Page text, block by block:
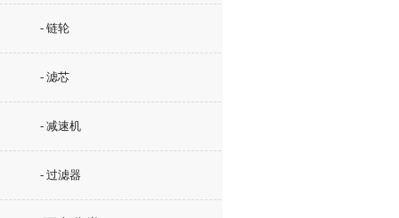
- 链轮
- 滤芯
- 减速机
- 过滤器